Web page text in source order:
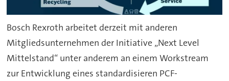
Bosch Rexroth arbeitet derzeit mit anderen
Mitgliedsunternehmen der Initiative „Next Level
Mittelstand“ unter anderem an einem Workstream
zur Entwicklung eines standardisieren PCF-